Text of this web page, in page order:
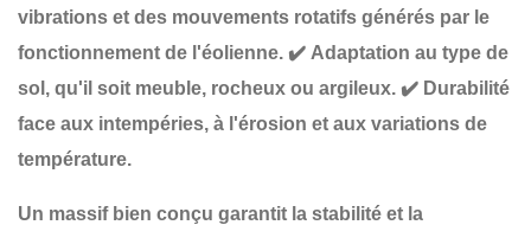
vibrations et des mouvements rotatifs générés par le
fonctionnement de l'éolienne. ✔️ Adaptation au type de
sol , qu'il soit meuble, rocheux ou argileux. ✔️ Durabilité
face aux intempéries, à l'érosion et aux variations de
température.
Un massif bien conçu garantit la stabilité et la